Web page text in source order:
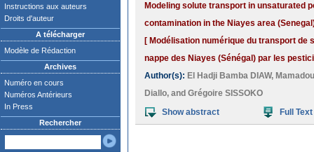
Instructions aux auteurs
Droits d'auteur
A télécharger
Modèle de Rédaction
Archives
Numéro en cours
Numéros Antérieurs
In Press
Rechercher
Modeling solute transport in unsaturated
contamination in the Niayes area
[ Modélisation numérique du transport
nappe des Niayes (Sénégal) par les
Author(s): El Hadji Bamba DIAW,
Diallo, and Grégoire SISSOKO
Show abstract
Full Text